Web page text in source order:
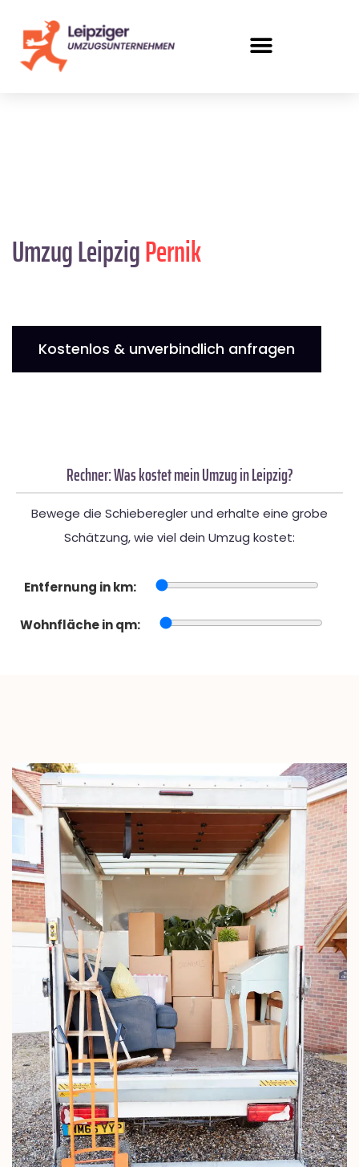
Umzug LeipzigPernik
Kostenlos & unverbindlich anfragen
Rechner: Was kostet mein Umzug in Leipzig?
Bewege die Schieberegler und erhalte eine grobe
Schätzung, wie viel dein Umzug kostet:
Entfernung in km:
Wohnfläche in qm: